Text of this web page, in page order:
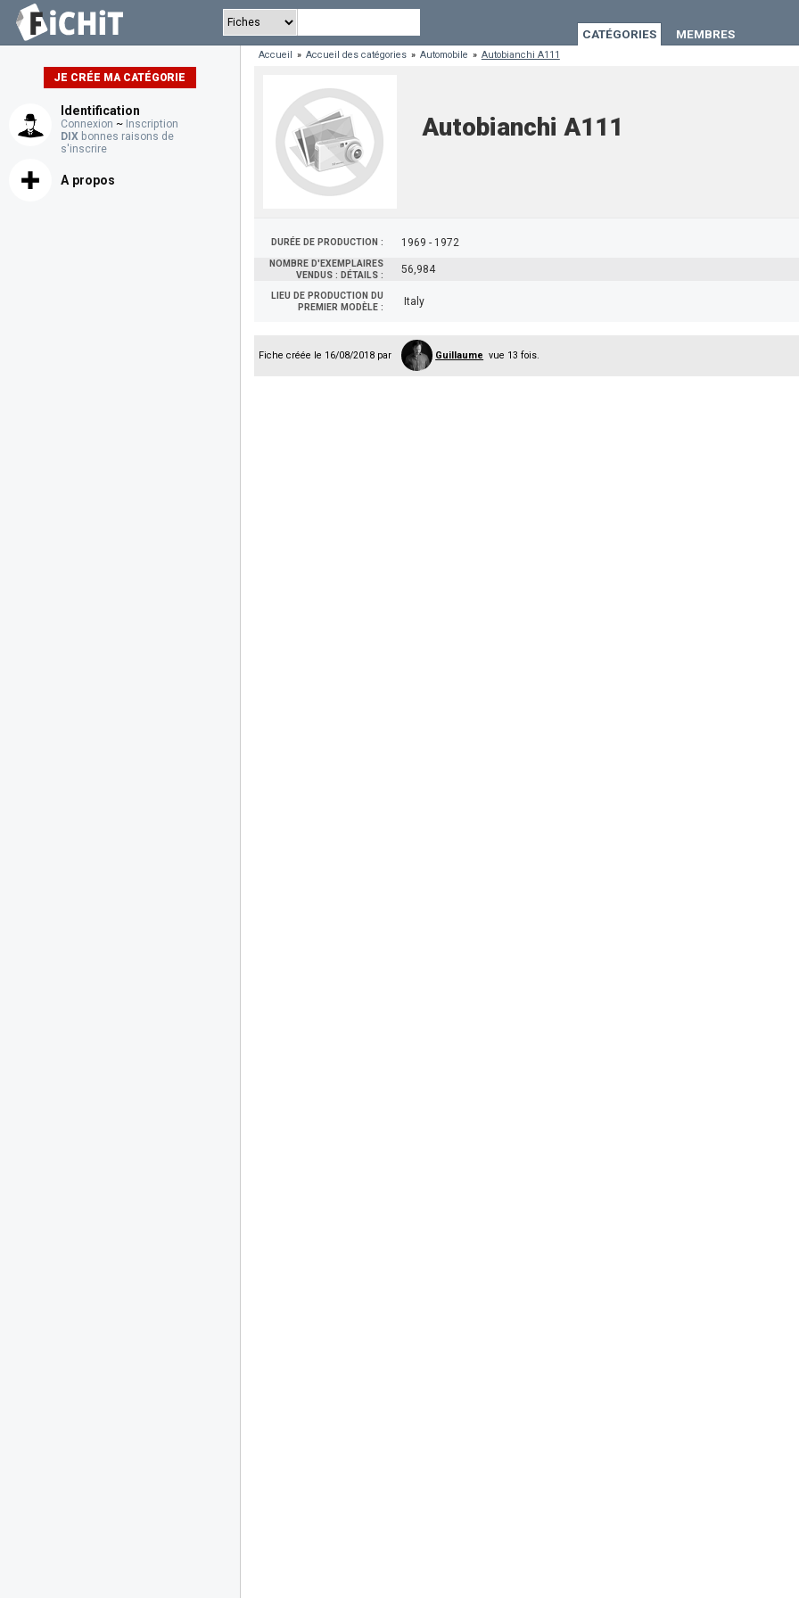
CATÉGORIES MEMBRES
JE CRÉE MA CATÉGORIE
Identification
Connexion ~ Inscription
DIX bonnes raisons de
s'inscrire
A propos
Accueil » Accueil des catégories » Automobile » Autobianchi A111
Autobianchi A111
DURÉE DE PRODUCTION : 1969 - 1972
NOMBRE D'EXEMPLAIRES
VENDUS : DÉTAILS :
56,984
LIEU DE PRODUCTION DU
PREMIER MODÈLE :
Italy
Fiche créée le 16/08/2018 par Guillaume vue 13 fois.